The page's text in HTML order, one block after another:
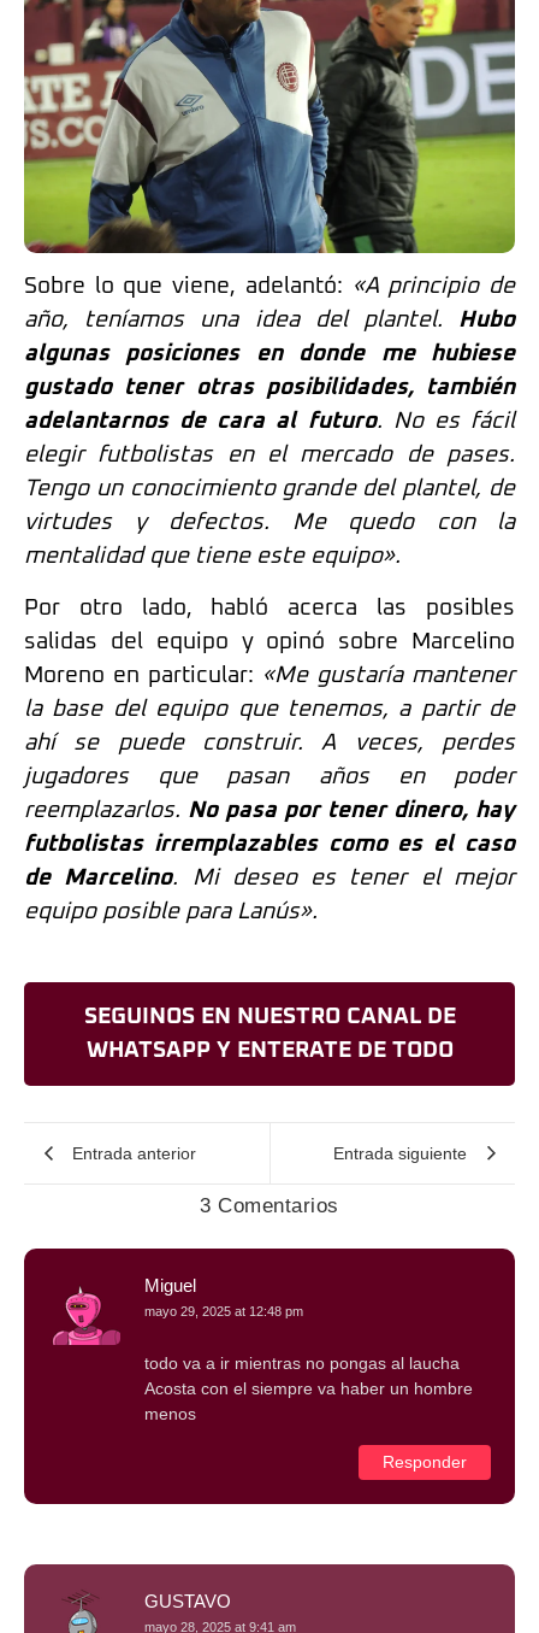
Sobre lo que viene, adelantó: «A principio de
año, teníamos una idea del plantel. Hubo
algunas posiciones en donde me hubiese
gustado tener otras posibilidades, también
adelantarnos de cara al futuro. No es fácil
elegir futbolistas en el mercado de pases.
Tengo un conocimiento grande del plantel, de
virtudes y defectos. Me quedo con la
mentalidad que tiene este equipo».
Por otro lado, habló acerca las posibles
salidas del equipo y opinó sobre Marcelino
Moreno en particular: «Me gustaría mantener
la base del equipo que tenemos, a partir de
ahí se puede construir. A veces, perdes
jugadores que pasan años en poder
reemplazarlos. No pasa por tener dinero, hay
futbolistas irremplazables como es el caso
de Marcelino. Mi deseo es tener el mejor
equipo posible para Lanús».
SEGUINOS EN NUESTRO CANAL DE
WHATSAPP Y ENTERATE DE TODO
Entrada anterior Entrada siguiente
3 Comentarios
Miguel
mayo 29, 2025 at 12:48 pm
todo va a ir mientras no pongas al laucha
Acosta con el siempre va haber un hombre
menos
Responder
GUSTAVO
mayo 28, 2025 at 9:41 am